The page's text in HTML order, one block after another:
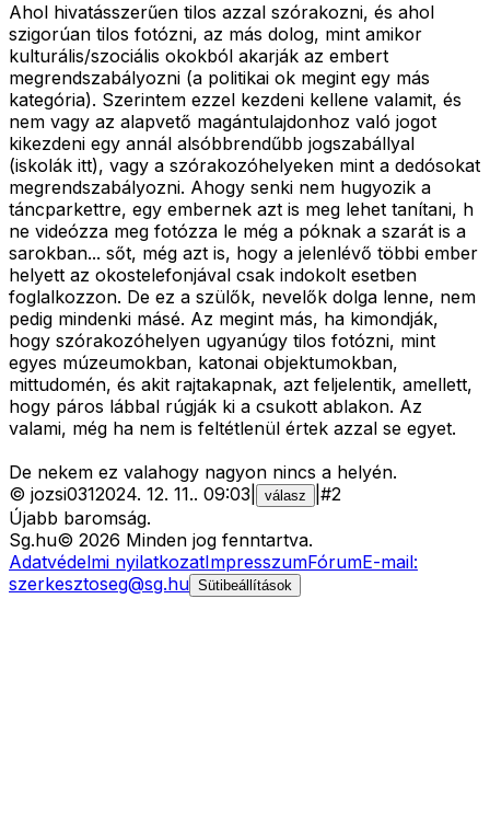
Ahol hivatásszerűen tilos azzal szórakozni, és ahol
szigorúan tilos fotózni, az más dolog, mint amikor
kulturális/szociális okokból akarják az embert
megrendszabályozni (a politikai ok megint egy más
kategória). Szerintem ezzel kezdeni kellene valamit, és
nem vagy az alapvető magántulajdonhoz való jogot
kikezdeni egy annál alsóbbrendűbb jogszabállyal
(iskolák itt), vagy a szórakozóhelyeken mint a dedósokat
megrendszabályozni. Ahogy senki nem hugyozik a
táncparkettre, egy embernek azt is meg lehet tanítani, h
ne videózza meg fotózza le még a póknak a szarát is a
sarokban... sőt, még azt is, hogy a jelenlévő többi ember
helyett az okostelefonjával csak indokolt esetben
foglalkozzon. De ez a szülők, nevelők dolga lenne, nem
pedig mindenki másé. Az megint más, ha kimondják,
hogy szórakozóhelyen ugyanúgy tilos fotózni, mint
egyes múzeumokban, katonai objektumokban,
mittudomén, és akit rajtakapnak, azt feljelentik, amellett,
hogy páros lábbal rúgják ki a csukott ablakon. Az
valami, még ha nem is feltétlenül értek azzal se egyet.
De nekem ez valahogy nagyon nincs a helyén.
© jozsi0312024. 12. 11.. 09:03 válasz #2
Újabb baromság.
Sg.hu© 2026 Minden jog fenntartva.
Adatvédelmi nyilatkozatImpresszumFórumE-mail:
szerkesztoseg@sg.hu Sütibeállítások